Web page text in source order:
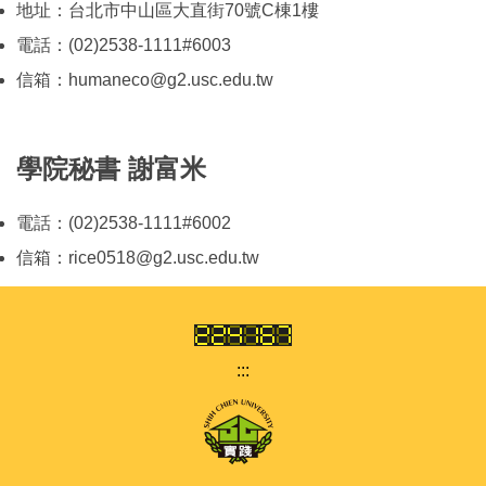
地址：台北市中山區大直街70號C棟1樓
電話：(02)2538-1111#6003
信箱：humaneco@g2.usc.edu.tw
學院秘書 謝富米
電話：(02)2538-1111#6002
信箱：rice0518@g2.usc.edu.tw
:::